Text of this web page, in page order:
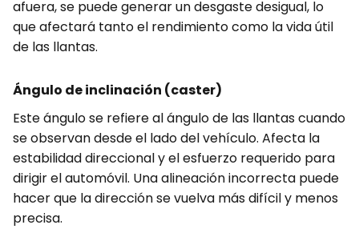
afuera, se puede generar un desgaste desigual, lo
que afectará tanto el rendimiento como la vida útil
de las llantas.
Ángulo de inclinación (caster)
Este ángulo se refiere al ángulo de las llantas cuando
se observan desde el lado del vehículo. Afecta la
estabilidad direccional y el esfuerzo requerido para
dirigir el automóvil. Una alineación incorrecta puede
hacer que la dirección se vuelva más difícil y menos
precisa.